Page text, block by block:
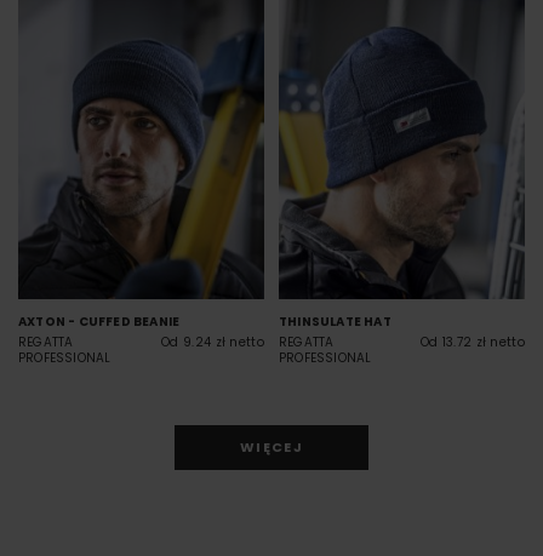
AXTON - CUFFED BEANIE
REGATTA
PROFESSIONAL
Od 9.24 zł netto
THINSULATE HAT
REGATTA
PROFESSIONAL
Od 13.72 zł netto
WIĘCEJ